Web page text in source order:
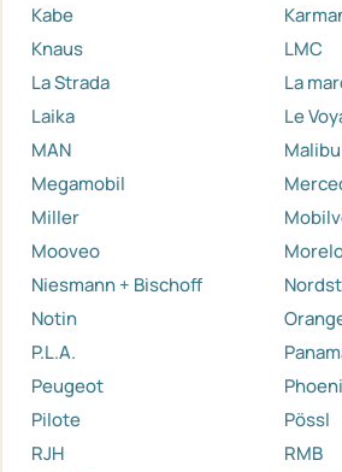
Kabe
Knaus
LMC
La Strada
La
Laika
Le
MAN
Malibu
Megamobil
Miller
Mooveo
Niesmann + Bischoff
Notin
P.L.A.
Peugeot
Pilote
Pössl
RJH
RMB